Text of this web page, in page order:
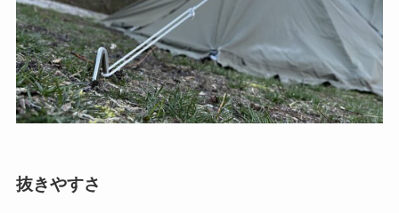
抜きやすさ